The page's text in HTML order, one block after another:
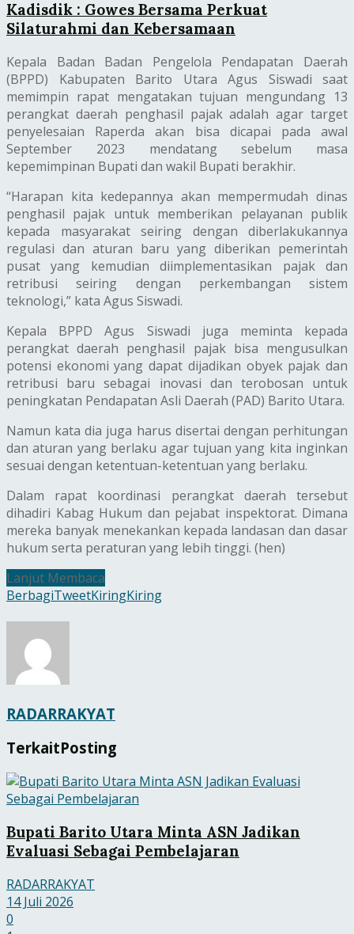
Kadisdik : Gowes Bersama Perkuat
Silaturahmi dan Kebersamaan
Kepala Badan Badan Pengelola Pendapatan Daerah
(BPPD) Kabupaten Barito Utara Agus Siswadi saat
memimpin rapat mengatakan tujuan mengundang 13
perangkat daerah penghasil pajak adalah agar target
penyelesaian Raperda akan bisa dicapai pada awal
September 2023 mendatang sebelum masa
kepemimpinan Bupati dan wakil Bupati berakhir.
“Harapan kita kedepannya akan mempermudah dinas
penghasil pajak untuk memberikan pelayanan publik
kepada masyarakat seiring dengan diberlakukannya
regulasi dan aturan baru yang diberikan pemerintah
pusat yang kemudian diimplementasikan pajak dan
retribusi seiring dengan perkembangan sistem
teknologi,” kata Agus Siswadi.
Kepala BPPD Agus Siswadi juga meminta kepada
perangkat daerah penghasil pajak bisa mengusulkan
potensi ekonomi yang dapat dijadikan obyek pajak dan
retribusi baru sebagai inovasi dan terobosan untuk
peningkatan Pendapatan Asli Daerah (PAD) Barito Utara.
Namun kata dia juga harus disertai dengan perhitungan
dan aturan yang berlaku agar tujuan yang kita inginkan
sesuai dengan ketentuan-ketentuan yang berlaku.
Dalam rapat koordinasi perangkat daerah tersebut
dihadiri Kabag Hukum dan pejabat inspektorat. Dimana
mereka banyak menekankan kepada landasan dan dasar
hukum serta peraturan yang lebih tinggi. (hen)
Lanjut Membaca
BerbagiTweetKiringKiring
RADARRAKYAT
TerkaitPosting
Bupati Barito Utara Minta ASN Jadikan
Evaluasi Sebagai Pembelajaran
RADARRAKYAT
14 Juli 2026
0